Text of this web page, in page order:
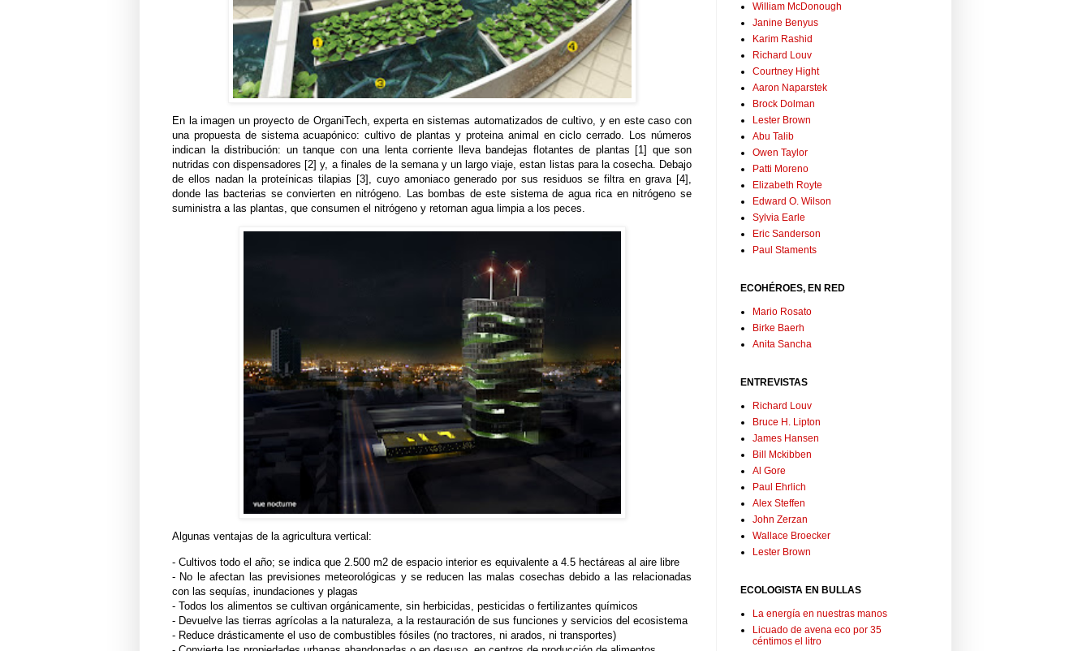
En la imagen un proyecto de OrganiTech, experta en sistemas automatizados de cultivo, y en este caso con
una propuesta de sistema acuapónico: cultivo de plantas y proteina animal en ciclo cerrado. Los números
indican la distribución: un tanque con una lenta corriente lleva bandejas flotantes de plantas [1] que son
nutridas con dispensadores [2] y, a finales de la semana y un largo viaje, estan listas para la cosecha. Debajo
de ellos nadan la proteínicas tilapias [3], cuyo amoniaco generado por sus residuos se filtra en grava [4],
donde las bacterias se convierten en nitrógeno. Las bombas de este sistema de agua rica en nitrógeno se
suministra a las plantas, que consumen el nitrógeno y retornan agua limpia a los peces.
Algunas ventajas de la agricultura vertical:
- Cultivos todo el año; se indica que 2.500 m2 de espacio interior es equivalente a 4.5 hectáreas al aire libre
- No le afectan las previsiones meteorológicas y se reducen las malas cosechas debido a las relacionadas
con las sequías, inundaciones y plagas
- Todos los alimentos se cultivan orgánicamente, sin herbicidas, pesticidas o fertilizantes químicos
- Devuelve las tierras agrícolas a la naturaleza, a la restauración de sus funciones y servicios del ecosistema
- Reduce drásticamente el uso de combustibles fósiles (no tractores, ni arados, ni transportes)
William McDonough
Janine Benyus
Karim Rashid
Richard Louv
Courtney Hight
Aaron Naparstek
Brock Dolman
Lester Brown
Abu Talib
Owen Taylor
Patti Moreno
Elizabeth Royte
Edward O. Wilson
Sylvia Earle
Eric Sanderson
Paul Staments
ECOHÉROES, EN RED
Mario Rosato
Birke Baerh
Anita Sancha
ENTREVISTAS
Richard Louv
Bruce H. Lipton
James Hansen
Bill Mckibben
Al Gore
Paul Ehrlich
Alex Steffen
John Zerzan
Wallace Broecker
Lester Brown
ECOLOGISTA EN BULLAS
La energía en nuestras manos
Licuado de avena eco por 35
céntimos el litro